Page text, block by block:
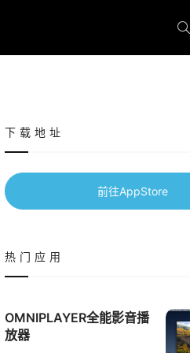
下载地址
前往AppStore
热门应用
OMNIPLAYER全能影音播
放器